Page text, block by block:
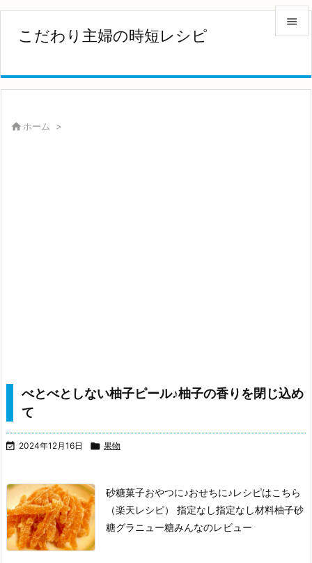
こだわり主婦の時短レシピ


 ホーム >
べとべとしない柚子ピール♪柚子の香りを閉じ込め
て
 2024年12月16日  果物
砂糖菓子おやつに♪おせちに♪レシピはこちら
（楽天レシピ）
指定なし指定なし材料柚子砂
糖グラニュー糖みんなのレビュー